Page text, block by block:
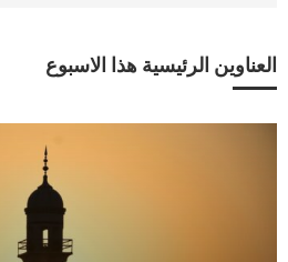
العناوين الرئيسية هذا الاسبوع